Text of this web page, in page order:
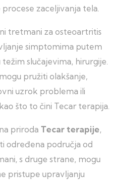
zaceljivanja tela.
tretmani za osteoartritis
simptomima putem
slučajevima, hirurgije.
pružiti olakšanje,
uzrok problema ili
što to čini Tecar terapija.
priroda Tecar terapije,
određena područja od
s druge strane, mogu
pristupe upravljanju